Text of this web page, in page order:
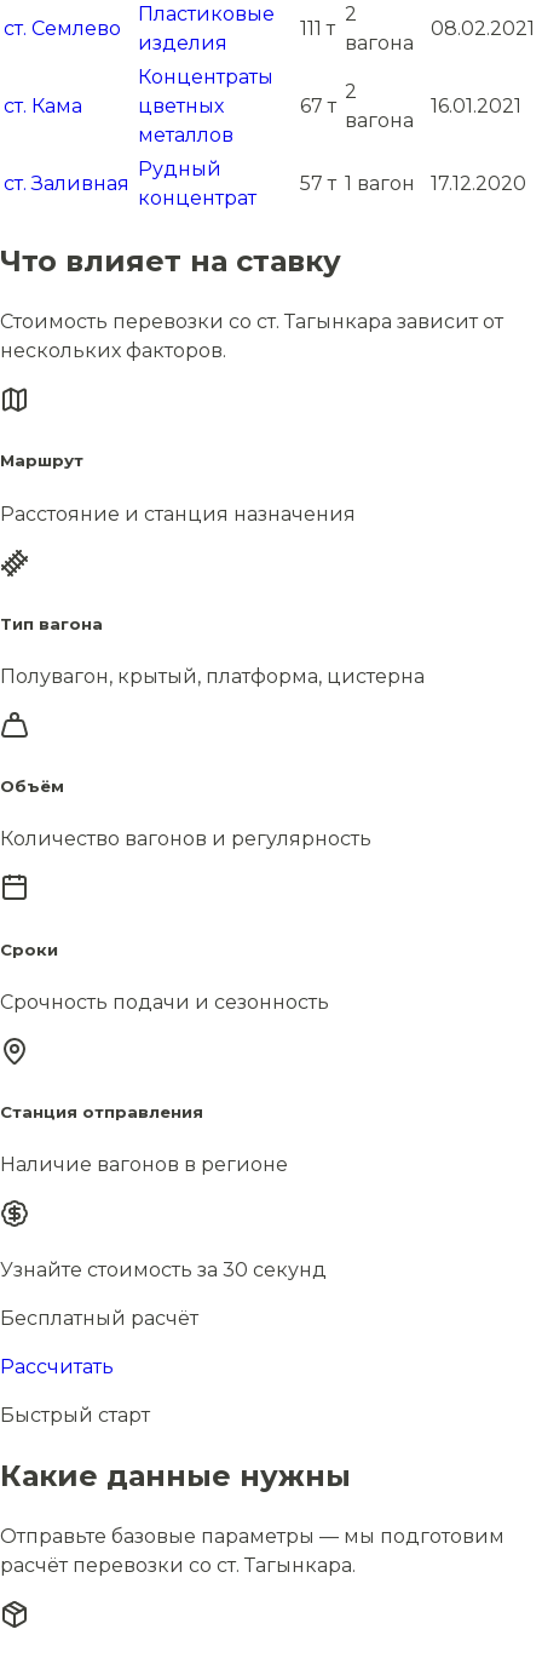
ст. Семлево
Пластиковые
изделия
111 т
2
вагона
08.02.2021
ст. Кама
Концентраты
цветных
металлов
67 т
2
вагона
16.01.2021
ст. Заливная
Рудный
концентрат
57 т 1 вагон 17.12.2020
Что влияет на ставку
Стоимость перевозки со ст. Тагынкара зависит от
нескольких факторов.
Маршрут
Расстояние и станция назначения
Тип вагона
Полувагон, крытый, платформа, цистерна
Объём
Количество вагонов и регулярность
Сроки
Срочность подачи и сезонность
Станция отправления
Наличие вагонов в регионе
Узнайте стоимость за 30 секунд
Бесплатный расчёт
Рассчитать
Быстрый старт
Какие данные нужны
Отправьте базовые параметры — мы подготовим
расчёт перевозки со ст. Тагынкара.